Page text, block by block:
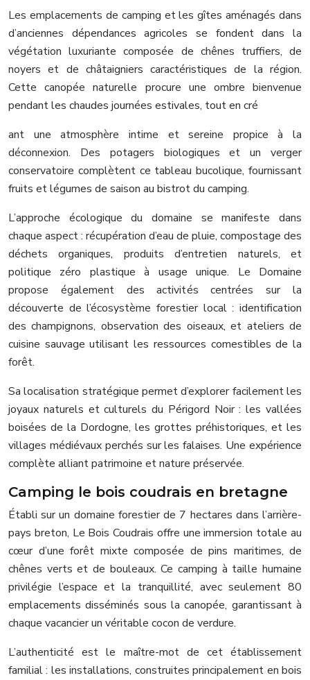
Les emplacements de camping et les gîtes aménagés dans
d’anciennes dépendances agricoles se fondent dans la
végétation luxuriante composée de chênes truffiers, de
noyers et de châtaigniers caractéristiques de la région.
Cette canopée naturelle procure une ombre bienvenue
pendant les chaudes journées estivales, tout en cré
ant une atmosphère intime et sereine propice à la
déconnexion. Des potagers biologiques et un verger
conservatoire complètent ce tableau bucolique, fournissant
fruits et légumes de saison au bistrot du camping.
L’approche écologique du domaine se manifeste dans
chaque aspect : récupération d’eau de pluie, compostage des
déchets organiques, produits d’entretien naturels, et
politique zéro plastique à usage unique. Le Domaine
propose également des activités centrées sur la
découverte de l’écosystème forestier local : identification
des champignons, observation des oiseaux, et ateliers de
cuisine sauvage utilisant les ressources comestibles de la
forêt.
Sa localisation stratégique permet d’explorer facilement les
joyaux naturels et culturels du Périgord Noir : les vallées
boisées de la Dordogne, les grottes préhistoriques, et les
villages médiévaux perchés sur les falaises. Une expérience
complète alliant patrimoine et nature préservée.
Camping le bois coudrais en bretagne
Établi sur un domaine forestier de 7 hectares dans l’arrière-
pays breton, Le Bois Coudrais offre une immersion totale au
cœur d’une forêt mixte composée de pins maritimes, de
chênes verts et de bouleaux. Ce camping à taille humaine
privilégie l’espace et la tranquillité, avec seulement 80
emplacements disséminés sous la canopée, garantissant à
chaque vacancier un véritable cocon de verdure.
L’authenticité est le maître-mot de cet établissement
familial : les installations, construites principalement en bois